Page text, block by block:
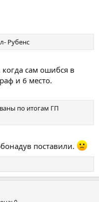
Рубенс
сам ошибся в
и 6 место.
по итогам ГП
поставили.